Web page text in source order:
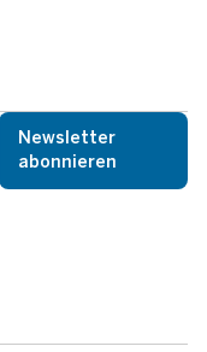
Newsletter
abonnieren